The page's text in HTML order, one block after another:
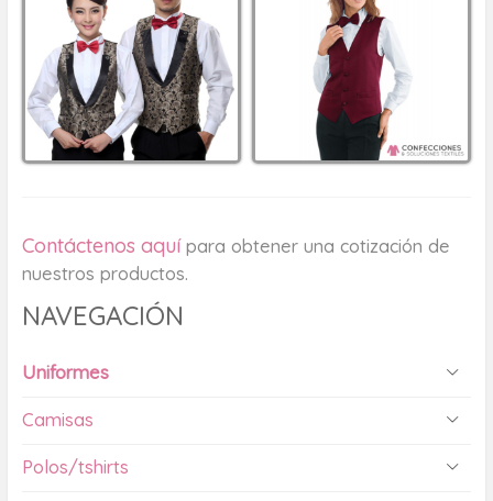
Contáctenos aquípara obtener una cotización de
nuestros productos.
NAVEGACIÓN
Uniformes
Camisas
Polos/tshirts